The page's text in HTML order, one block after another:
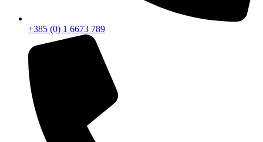
+385 (0) 1 6673 789